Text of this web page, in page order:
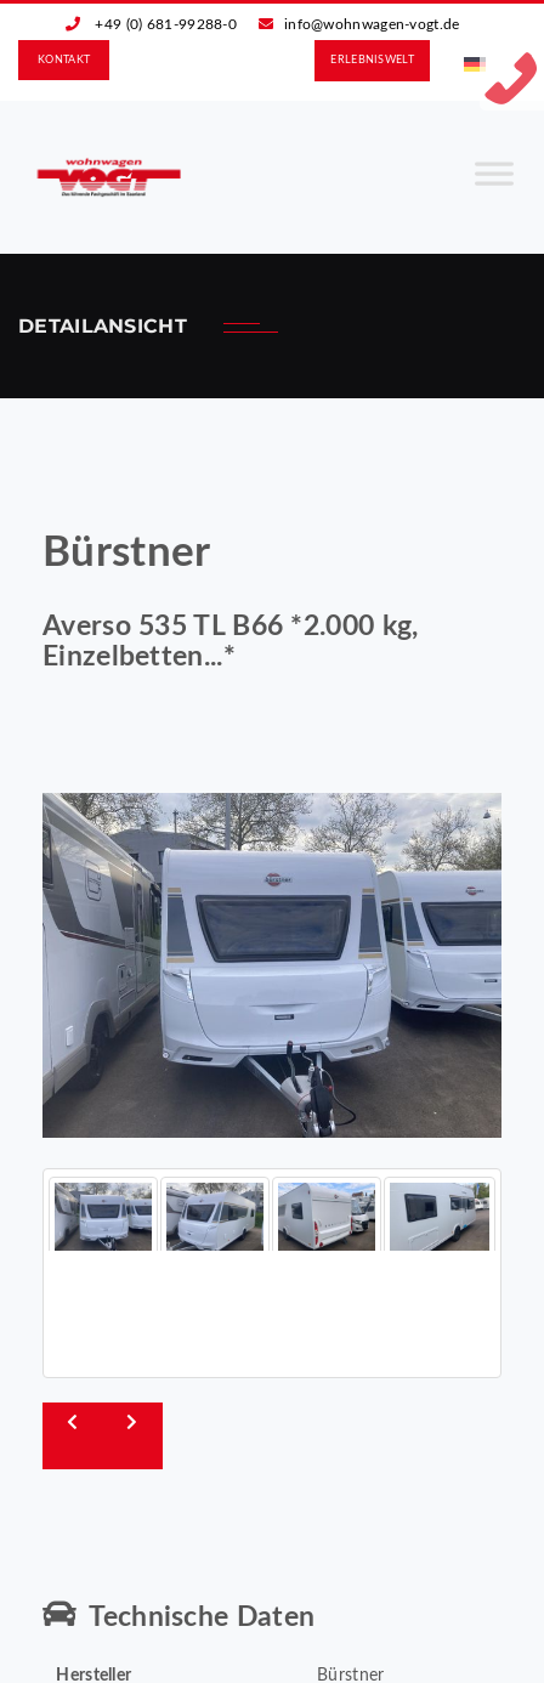
+49 (0) 681-99288-0 info@wohnwagen-vogt.de
ERLEBNIS­WELT
KONTAKT
DETAILANSICHT
Bürstner
Averso 535 TL B66 *2.000 kg,
Einzelbetten...*
Technische Daten
Hersteller Bürstner